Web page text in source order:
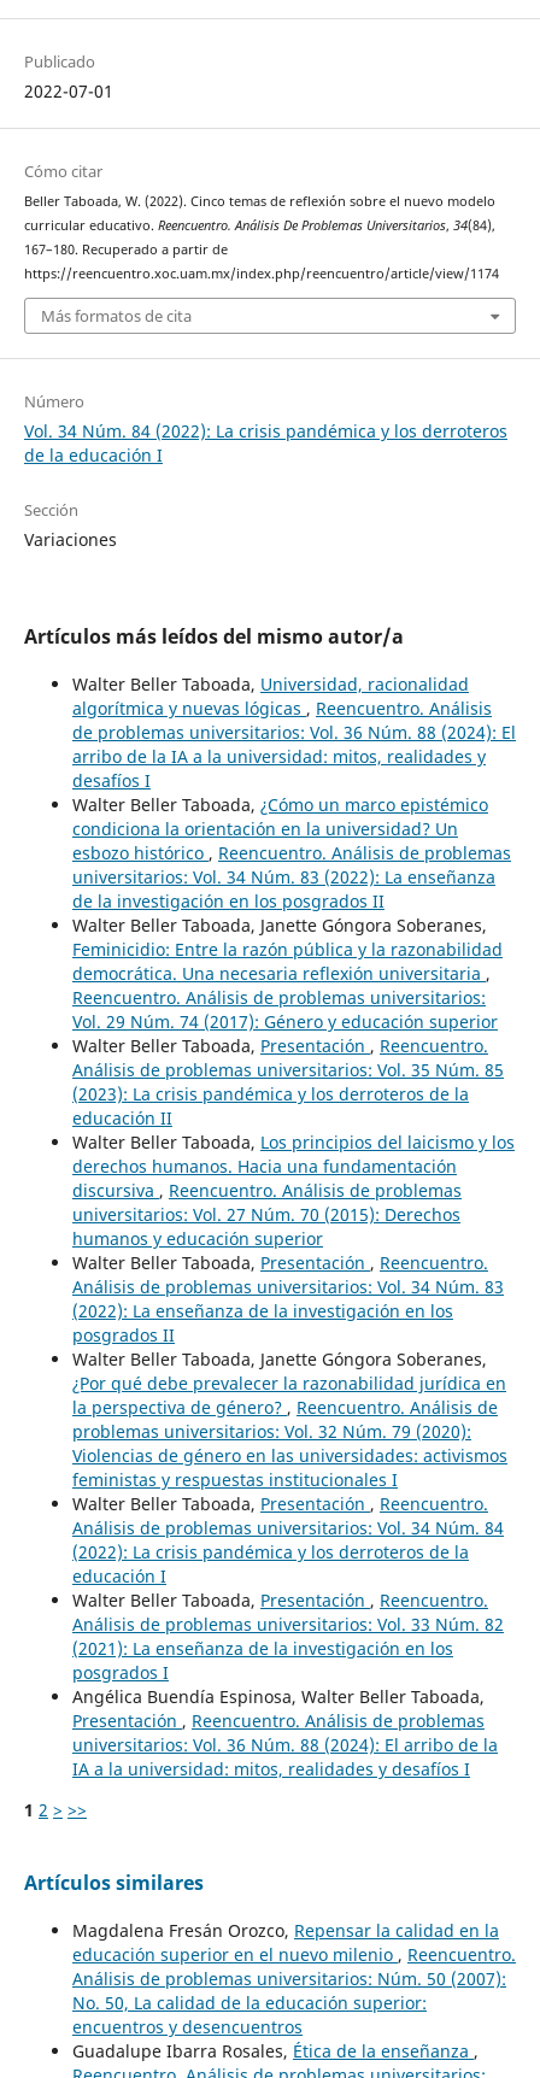
Publicado
2022-07-01
Cómo citar
Beller Taboada, W. (2022). Cinco temas de reflexión sobre el nuevo modelo
curricular educativo. Reencuentro. Análisis De Problemas Universitarios, 34(84),
167–180. Recuperado a partir de
https://reencuentro.xoc.uam.mx/index.php/reencuentro/article/view/1174
Más formatos de cita
Número
Vol. 34 Núm. 84 (2022): La crisis pandémica y los derroteros
de la educación I
Sección
Variaciones
Artículos más leídos del mismo autor/a
Walter Beller Taboada, Universidad, racionalidad
algorítmica y nuevas lógicas , Reencuentro. Análisis
de problemas universitarios: Vol. 36 Núm. 88 (2024): El
arribo de la IA a la universidad: mitos, realidades y
desafíos I
Walter Beller Taboada, ¿Cómo un marco epistémico
condiciona la orientación en la universidad? Un
esbozo histórico , Reencuentro. Análisis de problemas
universitarios: Vol. 34 Núm. 83 (2022): La enseñanza
de la investigación en los posgrados II
Walter Beller Taboada, Janette Góngora Soberanes,
Feminicidio: Entre la razón pública y la razonabilidad
democrática. Una necesaria reflexión universitaria ,
Reencuentro. Análisis de problemas universitarios:
Vol. 29 Núm. 74 (2017): Género y educación superior
Walter Beller Taboada, Presentación , Reencuentro.
Análisis de problemas universitarios: Vol. 35 Núm. 85
(2023): La crisis pandémica y los derroteros de la
educación II
Walter Beller Taboada, Los principios del laicismo y los
derechos humanos. Hacia una fundamentación
discursiva , Reencuentro. Análisis de problemas
universitarios: Vol. 27 Núm. 70 (2015): Derechos
humanos y educación superior
Walter Beller Taboada, Presentación , Reencuentro.
Análisis de problemas universitarios: Vol. 34 Núm. 83
(2022): La enseñanza de la investigación en los
posgrados II
Walter Beller Taboada, Janette Góngora Soberanes,
¿Por qué debe prevalecer la razonabilidad jurídica en
la perspectiva de género? , Reencuentro. Análisis de
problemas universitarios: Vol. 32 Núm. 79 (2020):
Violencias de género en las universidades: activismos
feministas y respuestas institucionales I
Walter Beller Taboada, Presentación , Reencuentro.
Análisis de problemas universitarios: Vol. 34 Núm. 84
(2022): La crisis pandémica y los derroteros de la
educación I
Walter Beller Taboada, Presentación , Reencuentro.
Análisis de problemas universitarios: Vol. 33 Núm. 82
(2021): La enseñanza de la investigación en los
posgrados I
Angélica Buendía Espinosa, Walter Beller Taboada,
Presentación , Reencuentro. Análisis de problemas
universitarios: Vol. 36 Núm. 88 (2024): El arribo de la
IA a la universidad: mitos, realidades y desafíos I
1 2 > >>
Artículos similares
Magdalena Fresán Orozco, Repensar la calidad en la
educación superior en el nuevo milenio , Reencuentro.
Análisis de problemas universitarios: Núm. 50 (2007):
No. 50, La calidad de la educación superior:
encuentros y desencuentros
Guadalupe Ibarra Rosales, Ética de la enseñanza ,